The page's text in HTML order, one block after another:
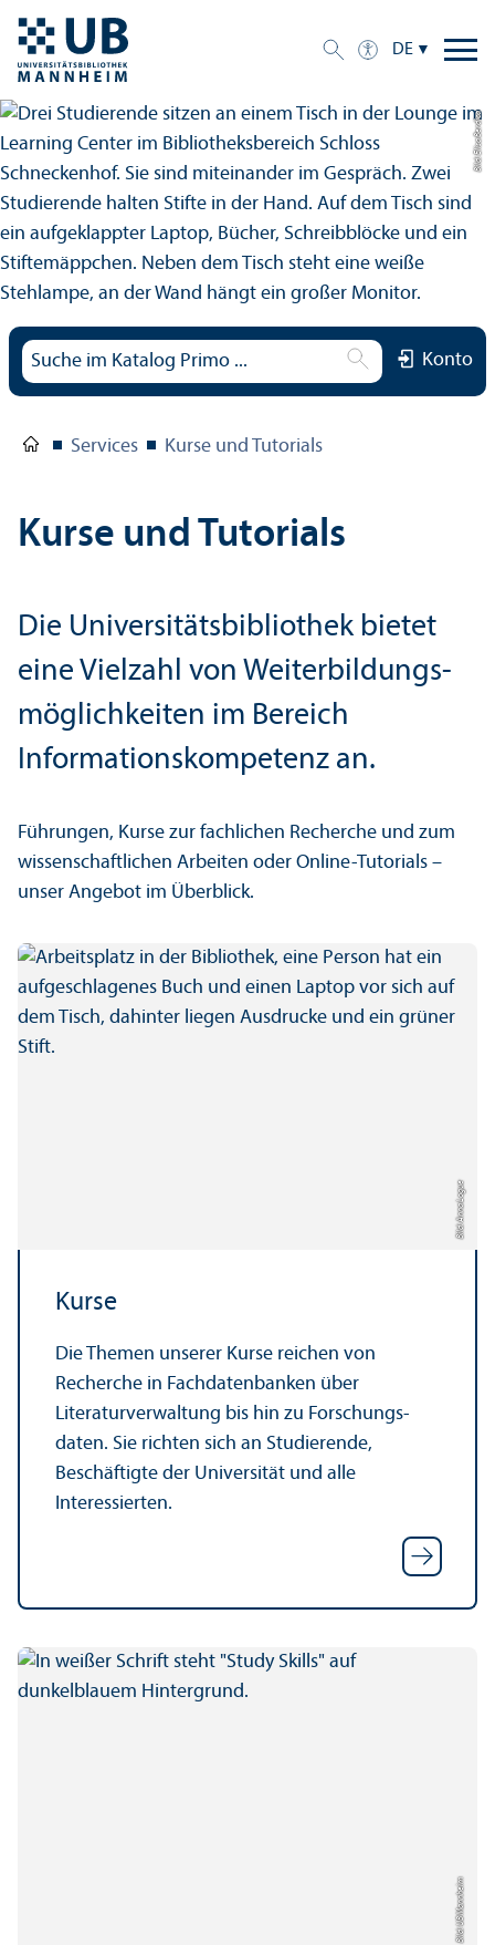
DE
Bild: Elisa Berdica
Konto
Services Kurse und Tutorials
Kurse und Tutorials
Die Universitäts­bibliothek bietet
eine Vielzahl von Weiterbildungs­
möglichkeiten im Bereich
Informations­kompetenz an.
Führungen, Kurse zur fach­lichen Recherche und zum
wissenschaft­lichen Arbeiten oder Online-Tutorials –
unser Angebot im Über­blick.
Bild: Anna Logue
Kurse
Die Themen unserer Kurse reichen von
Recherche in Fach­datenbanken über
Literatur­verwaltung bis hin zu Forschungs­
daten. Sie richten sich an Studierende,
Beschäftigte der Universität und alle
Interessierten.
Bild: UB Mannheim